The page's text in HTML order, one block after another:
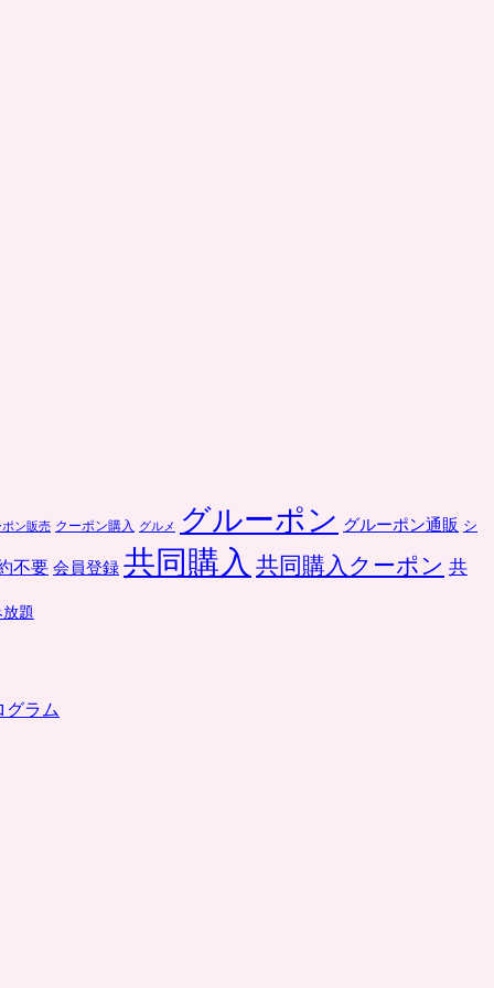
ポン販売 クーポン購入 グルメ グルーポン グルーポン通販 シ
不要 会員登録 共同購入 共同購入クーポン 共
題
グラム